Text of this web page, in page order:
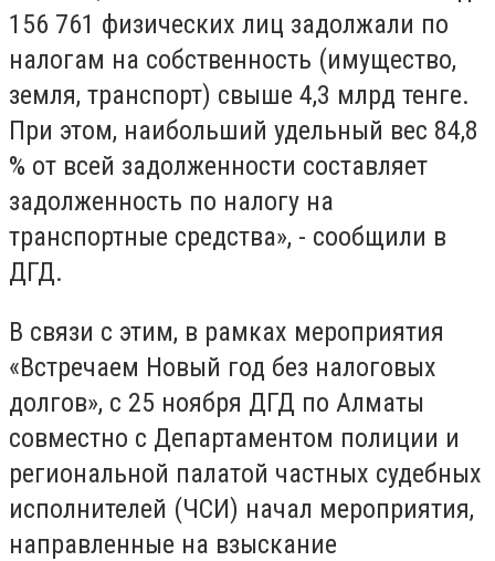
156 761 физических лиц задолжали по
налогам на собственность (имущество,
земля, транспорт) свыше 4,3 млрд тенге.
При этом, наибольший удельный вес 84,8
% от всей задолженности составляет
задолженность по налогу на
транспортные средства», - сообщили в
ДГД.
В связи с этим, в рамках мероприятия
«Встречаем Новый год без налоговых
долгов», с 25 ноября ДГД по Алматы
совместно с Департаментом полиции и
региональной палатой частных судебных
исполнителей (ЧСИ) начал мероприятия,
направленные на взыскание